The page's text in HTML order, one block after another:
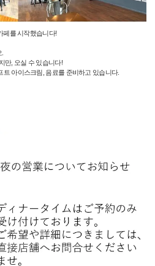
페를 시작했습니다!
만, 오실 수 있습니다!
아이스크림, 음료를 준비하고 있습니다.